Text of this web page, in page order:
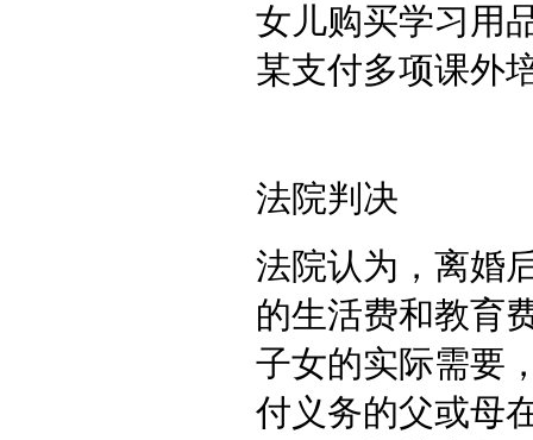
女儿购买学习用
某支付多项课外
法院判决
法院认为，离婚
的生活费和教育
子女的实际需要
付义务的父或母